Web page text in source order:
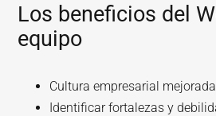
Los beneficios del
equipo
Cultura empresarial mejorada
Identificar fortalezas y